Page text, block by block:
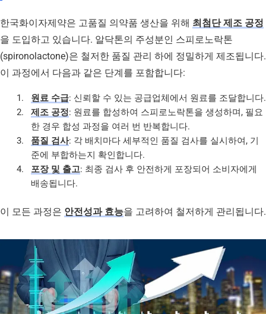
한국화이자제약은 고품질 의약품 생산을 위해 최첨단 제조 공정
을 도입하고 있습니다. 알닥톤의 주성분인 스피로노락톤
(spironolactone)은 철저한 품질 관리 하에 정밀하게 제조됩니다.
이 과정에서 다음과 같은 단계를 포함합니다:
원료 수급: 신뢰할 수 있는 공급업체에서 원료를 조달합니다.
제조 공정: 원료를 합성하여 스피로노락톤을 생성하며, 필요
한 경우 합성 과정을 여러 번 반복합니다.
품질 검사: 각 배치마다 세부적인 품질 검사를 실시하여, 기
준에 부합하는지 확인합니다.
포장 및 출고: 최종 검사 후 안전하게 포장되어 소비자에게
배송됩니다.
이 모든 과정은 안전성과 효능을 고려하여 철저하게 관리됩니다.